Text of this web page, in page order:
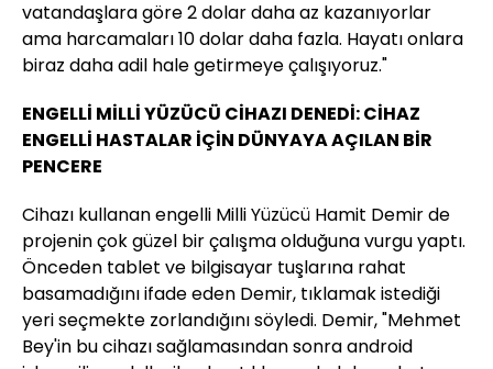
vatandaşlara göre 2 dolar daha az kazanıyorlar
ama harcamaları 10 dolar daha fazla. Hayatı onlara
biraz daha adil hale getirmeye çalışıyoruz."
ENGELLİ MİLLİ YÜZÜCÜ CİHAZI DENEDİ: CİHAZ
ENGELLİ HASTALAR İÇİN DÜNYAYA AÇILAN BİR
PENCERE
Cihazı kullanan engelli Milli Yüzücü Hamit Demir de
projenin çok güzel bir çalışma olduğuna vurgu yaptı.
Önceden tablet ve bilgisayar tuşlarına rahat
basamadığını ifade eden Demir, tıklamak istediği
yeri seçmekte zorlandığını söyledi. Demir, "Mehmet
Bey'in bu cihazı sağlamasından sonra android